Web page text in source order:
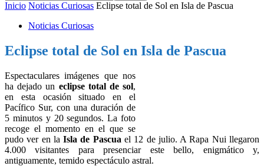
Inicio Noticias Curiosas Eclipse total de Sol en Isla de Pascua
Noticias Curiosas
Eclipse total de Sol en Isla de Pascua
Espectaculares imágenes que nos
ha dejado un eclipse total de sol,
en esta ocasión situado en el
Pacífico Sur, con una duración de
5 minutos y 20 segundos. La foto
recoge el momento en el que se
pudo ver en laIsla de Pascua el 12 de julio. A Rapa Nui llegaron
4.000 visitantes para presenciar este bello, enigmático y,
antiguamente, temido espectáculo astral.